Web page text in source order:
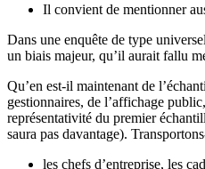
Il convient de mentionner
Dans une enquête de type
un biais majeur, qu’il aurait fallu
Qu’en est-il maintenant de
gestionnaires, de l’affichage
représentativité du premier
saura pas davantage).
les chefs d’entreprise, les